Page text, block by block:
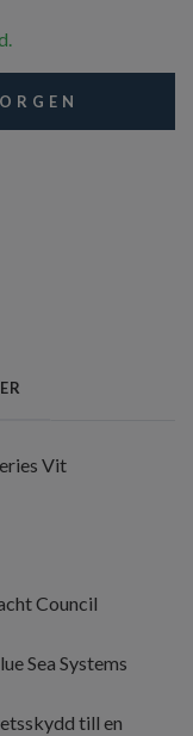
Vit
Council
Sea Systems
till en